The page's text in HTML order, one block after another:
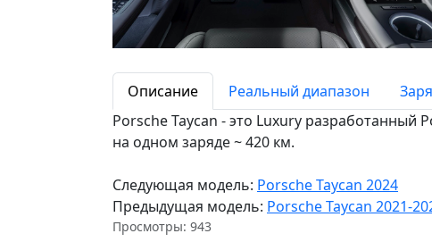
Описание Реальный диапазон
Porsche Taycan - это Luxury разработанный
на одном заряде ~ 420 км.
Следующая модель: Porsche Taycan 2024
Предыдущая модель: Porsche Taycan 2021-
Просмотры: 943